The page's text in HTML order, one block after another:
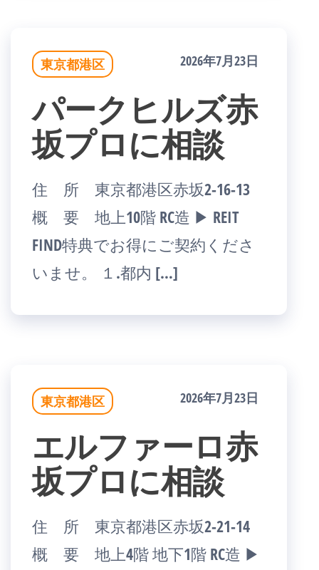
東京都港区 2026年7月23日
パークヒルズ赤
坂プロに相談
住 所 東京都港区赤坂2-16-13
概 要 地上10階 RC造 ▶ REIT
FIND特典でお得にご契約くださ
いませ。 １.都内 […]
東京都港区 2026年7月23日
エルファーロ赤
坂プロに相談
住 所 東京都港区赤坂2-21-14
概 要 地上4階 地下1階 RC造 ▶